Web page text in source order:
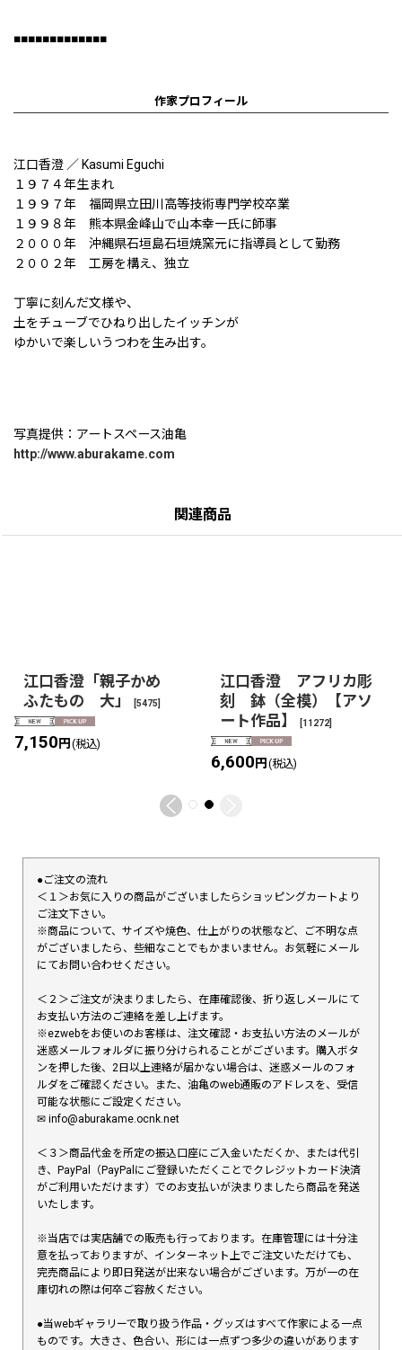
■■■■■■■■■■■■■
作家プロフィール
江口香澄 ／ Kasumi Eguchi
１９７４年生まれ
１９９７年 福岡県立田川高等技術専門学校卒業
１９９８年 熊本県金峰山で山本幸一氏に師事
２０００年 沖縄県石垣島石垣焼窯元に指導員として勤務
２００２年 工房を構え、独立
丁寧に刻んだ文様や、
土をチューブでひねり出したイッチンが
ゆかいで楽しいうつわを生み出す。
写真提供：アートスペース油亀
http://www.aburakame.com
関連商品
江口香澄「親子かめ
ふたもの 大」
[5475]
7,150円 (税込)
江口香澄 アフリカ彫
刻 鉢（全模）【アソ
ート作品】
[11272]
6,600円 (税込)
●ご注文の流れ
＜１＞お気に入りの商品がございましたらショッピングカートより
ご注文下さい。
※商品について、サイズや焼色、仕上がりの状態など、ご不明な点
がございましたら、些細なことでもかまいません。お気軽にメール
にてお問い合わせください。
＜２＞ご注文が決まりましたら、在庫確認後、折り返しメールにて
お支払い方法のご連絡を差し上げます。
※ezwebをお使いのお客様は、注文確認・お支払い方法のメールが
迷惑メールフォルダに振り分けられることがございます。購入ボタ
ンを押した後、2日以上連絡が届かない場合は、迷惑メールのフォ
ルダをご確認ください。また、油亀のweb通販のアドレスを、受信
可能な状態にご設定ください。
✉︎ info@aburakame.ocnk.net
＜３＞商品代金を所定の振込口座にご入金いただくか、または代引
き、PayPal（PayPalにご登録いただくことでクレジットカード決済
がご利用いただけます）でのお支払いが決まりましたら商品を発送
いたします。
※当店では実店舗での販売も行っております。在庫管理には十分注
意を払っておりますが、インターネット上でご注文いただけても、
完売商品により即日発送が出来ない場合がございます。万が一の在
庫切れの際は何卒ご容赦ください。
●当webギャラリーで取り扱う作品・グッズはすべて作家による一点
ものです。大きさ、色合い、形には一点ずつ多少の違いがあります